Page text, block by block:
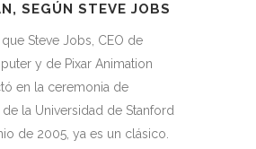
SEGÚN STEVE JOBS
Steve Jobs, CEO de
y de Pixar Animation
en la ceremonia de
la Universidad de Stanford
de 2005, ya es un clásico.